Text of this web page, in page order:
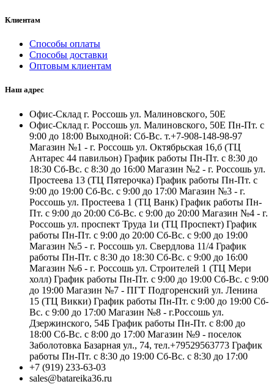
Клиентам
Способы оплаты
Способы доставки
Оптовым клиентам
Наш адрес
Офис-Склад г. Россошь ул. Малиновского, 50Е
Офис-Склад г. Россошь ул. Малиновского, 50Е Пн-Пт. с
9:00 до 18:00 Выходной: Сб-Вс. т.+7-908-148-98-97
Магазин №1 - г. Россошь ул. Октябрьская 16,б (ТЦ
Антарес 44 павильон) График работы Пн-Пт. с 8:30 до
18:30 Сб-Вс. с 8:30 до 16:00 Магазин №2 - г. Россошь ул.
Простеева 13 (ТЦ Пятерочка) График работы Пн-Пт. с
9:00 до 19:00 Сб-Вс. с 9:00 до 17:00 Магазин №3 - г.
Россошь ул. Простеева 1 (ТЦ Ванк) График работы Пн-
Пт. с 9:00 до 20:00 Сб-Вс. с 9:00 до 20:00 Магазин №4 - г.
Россошь ул. проспект Труда 1и (ТЦ Проспект) График
работы Пн-Пт. с 9:00 до 20:00 Сб-Вс. с 9:00 до 19:00
Магазин №5 - г. Россошь ул. Свердлова 11/4 График
работы Пн-Пт. с 8:30 до 18:30 Сб-Вс. с 9:00 до 16:00
Магазин №6 - г. Россошь ул. Строителей 1 (ТЦ Мери
холл) График работы Пн-Пт. с 9:00 до 19:00 Сб-Вс. с 9:00
до 19:00 Магазин №7 - ПГТ Подгоренский ул. Ленина
15 (ТЦ Викки) График работы Пн-Пт. с 9:00 до 19:00 Сб-
Вс. с 9:00 до 17:00 Магазин №8 - г.Россошь ул.
Дзержинского, 54Б График работы Пн-Пт. с 8:00 до
18:00 Сб-Вс. с 8:00 до 17:00 Магазин №9 - поселок
Заболотовка Базарная ул., 74, тел.+79529563773 График
работы Пн-Пт. с 8:30 до 19:00 Сб-Вс. с 8:30 до 17:00
+7 (919) 233-63-03
sales@batareika36.ru